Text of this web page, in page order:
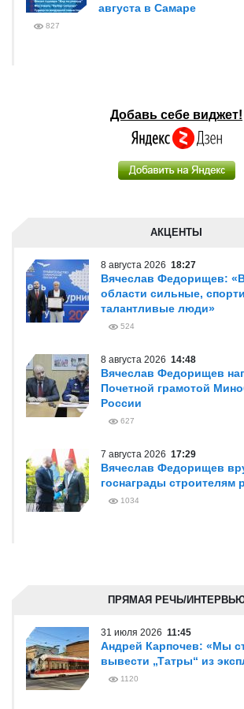
августа в Самаре
827
Добавь себе виджет!
АКЦЕНТЫ
8 августа 2026 18:27
Вячеслав Федорищев:
области сильные,
талантливые люди»
524
8 августа 2026 14:48
Вячеслав Федорищев
Почетной грамотой
России
627
7 августа 2026 17:29
Вячеслав Федорищев
госнаграды строителям
1034
ПРЯМАЯ РЕЧЬ/
31 июля 2026 11:45
Андрей Карпочев: «Мы
вывести „Татры“ из
1120